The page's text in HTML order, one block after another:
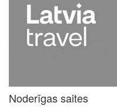
Noderīgas saites